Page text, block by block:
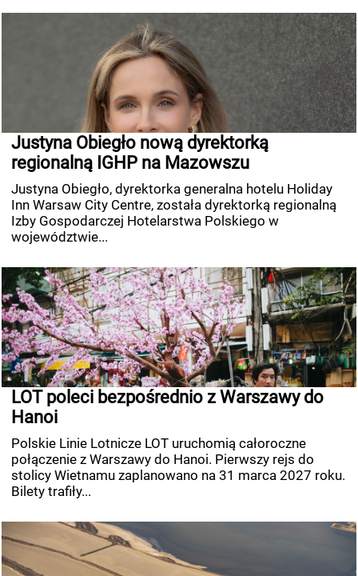
Justyna Obiegło nową dyrektorką
regionalną IGHP na Mazowszu
Justyna Obiegło, dyrektorka generalna hotelu Holiday
Inn Warsaw City Centre, została dyrektorką regionalną
Izby Gospodarczej Hotelarstwa Polskiego w
województwie...
LOT poleci bezpośrednio z Warszawy do
Hanoi
Polskie Linie Lotnicze LOT uruchomią całoroczne
połączenie z Warszawy do Hanoi. Pierwszy rejs do
stolicy Wietnamu zaplanowano na 31 marca 2027 roku.
Bilety trafiły...